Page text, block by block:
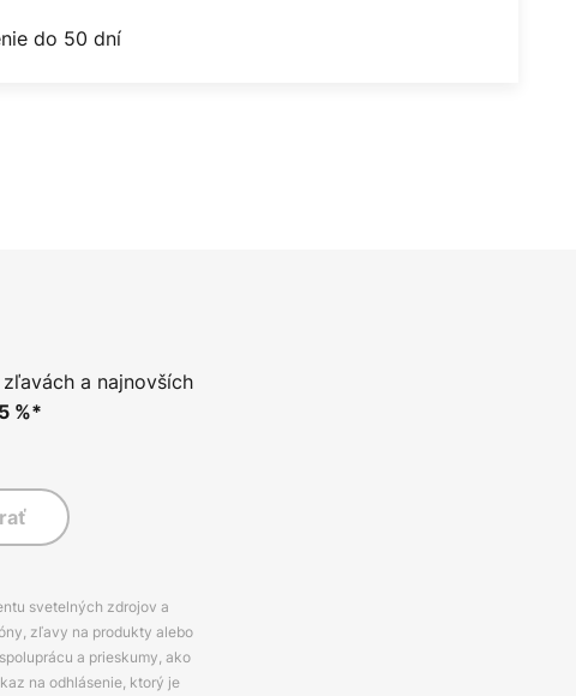
do 50 dní
a najnovších
%*
svetelných zdrojov a
zľavy na produkty alebo
a prieskumy, ako
na odhlásenie, ktorý je